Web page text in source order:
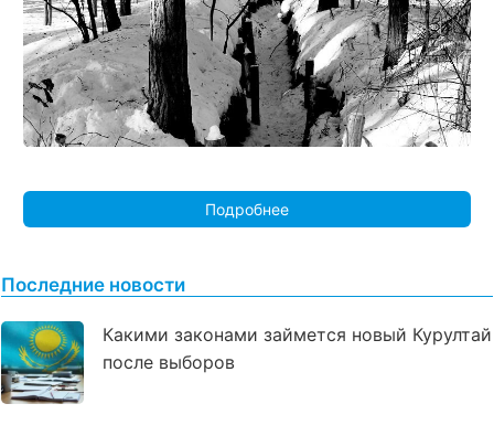
Подробнее
Последние новости
Какими законами займется новый Курултай
после выборов